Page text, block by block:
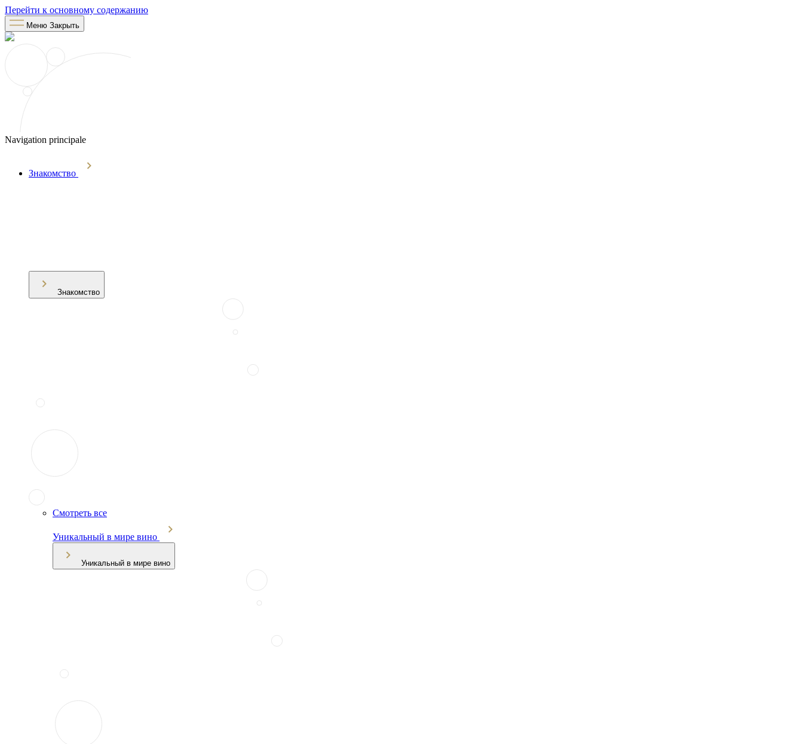
Перейти к основному содержанию
Меню Закрыть
Navigation principale
Знакомство
Знакомство
Смотреть все
Уникальный в мире вино
Уникальный в мире вино